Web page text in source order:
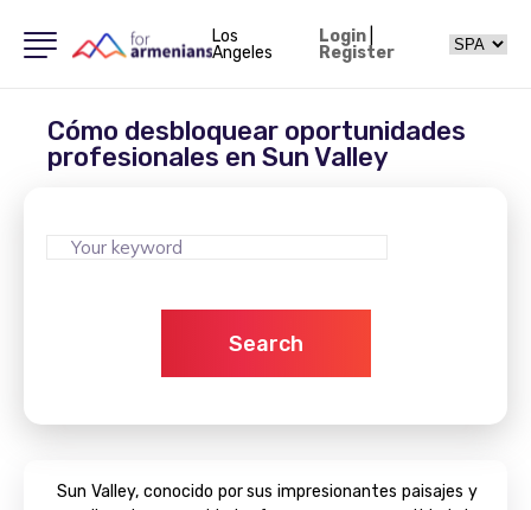
Los
Angeles
Login|
Register
Cómo desbloquear oportunidades
profesionales en Sun Valley
Search
Sun Valley, conocido por sus impresionantes paisajes y